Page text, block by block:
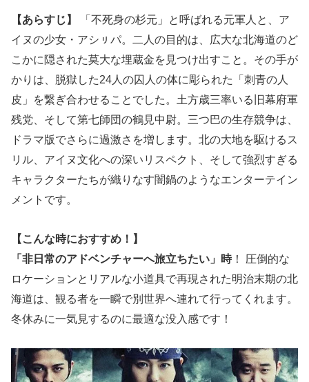
【あらすじ】
「不死身の杉元」と呼ばれる元軍人と、ア
イヌの少女・アシㇼパ。二人の目的は、広大な北海道のど
こかに隠された莫大な埋蔵金を見つけ出すこと。その手が
かりは、脱獄した24人の囚人の体に彫られた「刺青の人
皮」を繋ぎ合わせることでした。土方歳三率いる旧幕府軍
残党、そして第七師団の鶴見中尉。三つ巴の生存競争は、
ドラマ版でさらに過激さを増します。北の大地を駆けるス
リル、アイヌ文化への深いリスペクト、そして強烈すぎる
キャラクターたちが織りなす闇鍋のようなエンターテイン
メントです。
【こんな時におすすめ！】
「非日常のアドベンチャーへ旅立ちたい」時 ！ 圧倒的な
ロケーションとリアルな小道具で再現された明治末期の北
海道は、観る者を一瞬で別世界へ連れて行ってくれます。
冬休みに一気見するのに最適な没入感です！